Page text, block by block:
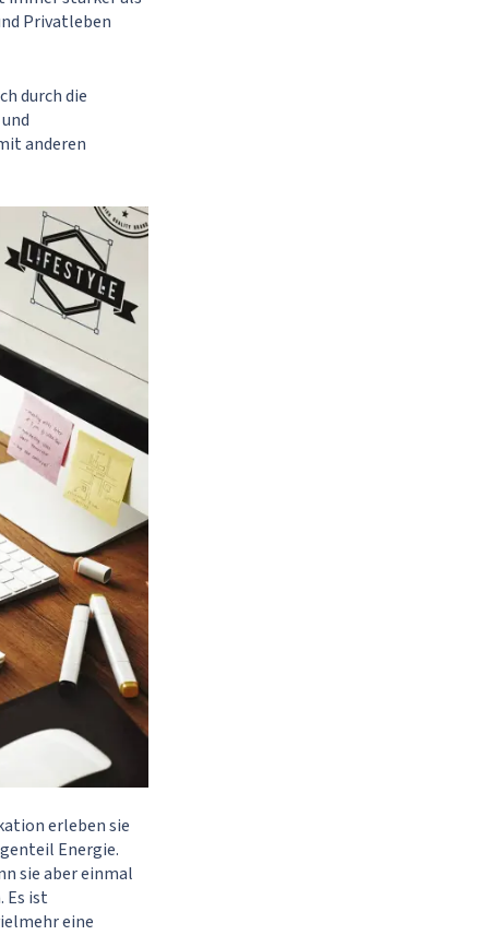
Privatleben
durch die
anderen
erleben sie
Energie.
sie aber einmal
Es ist
eine